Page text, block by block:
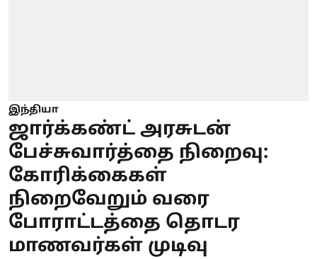
இந்தியா
ஜார்க்கண்ட் அரசுடன்
பேச்சுவார்த்தை நிறைவு:
கோரிக்கைகள்
நிறைவேறும் வரை
போராட்டத்தை தொடர
மாணவர்கள் முடிவு